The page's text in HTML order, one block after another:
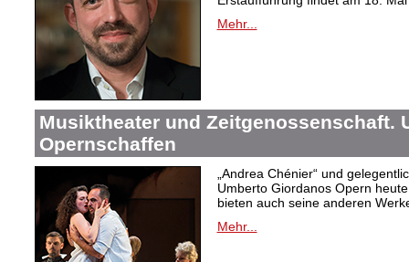
Mehr...
Musiktheater und Zeitgenossenschaft.
Opernschaffen
„Andrea Chénier“ und
Umberto Giordanos Opern
bieten auch seine anderen
Mehr...